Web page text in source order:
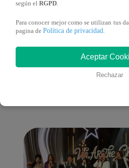
También
según el RGPD
Para conocer mejor como se utilizan tus
pagina de Política de privacidad
Aceptar
Rechazar